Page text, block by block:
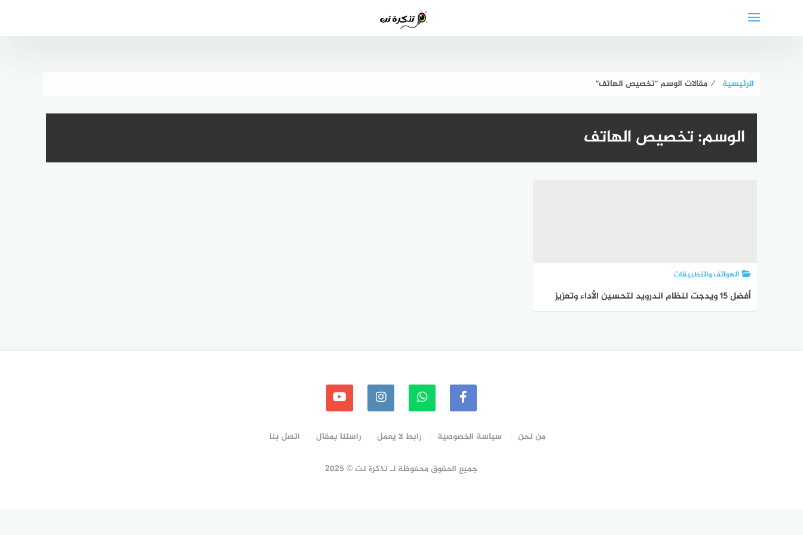
الرئيسية ⁄ مقالات الوسم "تخصيص الهاتف"
الوسم:تخصيص الهاتف
الهواتف والتطبيقات
أفضل 15 ويدجت لنظام اندرويد لتحسين الأداء وتعزيز
من نحن سياسة الخصوصية رابط لا يعمل راسلنا بمقال اتصل بنا
جميع الحقوق محفوظة لـ تذكرة نت © 2025